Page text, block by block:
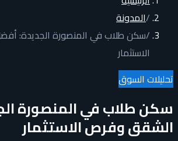
/المدونة
/سكن طلاب في المنصورة الجديدة:
الاستثمار
تحليلات السوق
سكن طلاب في المنصورة
الشقق وفرص الاستثمار